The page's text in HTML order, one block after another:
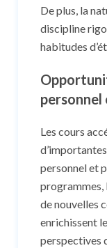
De plus, la
discipline
habitudes
Les cours
personnel et
programmes,
de nouvelles
enrichissent
perspectives